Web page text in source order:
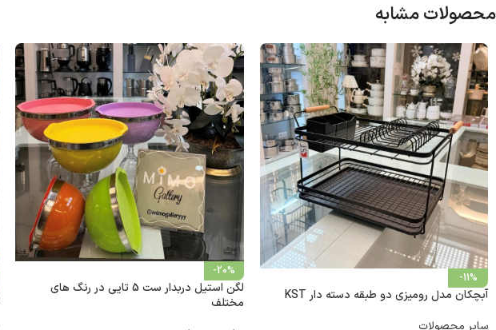
محصولات مشابه
-11%
آبچکان مدل رومیزی دو طبقه دسته دار KST
-20%
لگن استیل دربدار ست 5 تایی در رنگ های
مختلف